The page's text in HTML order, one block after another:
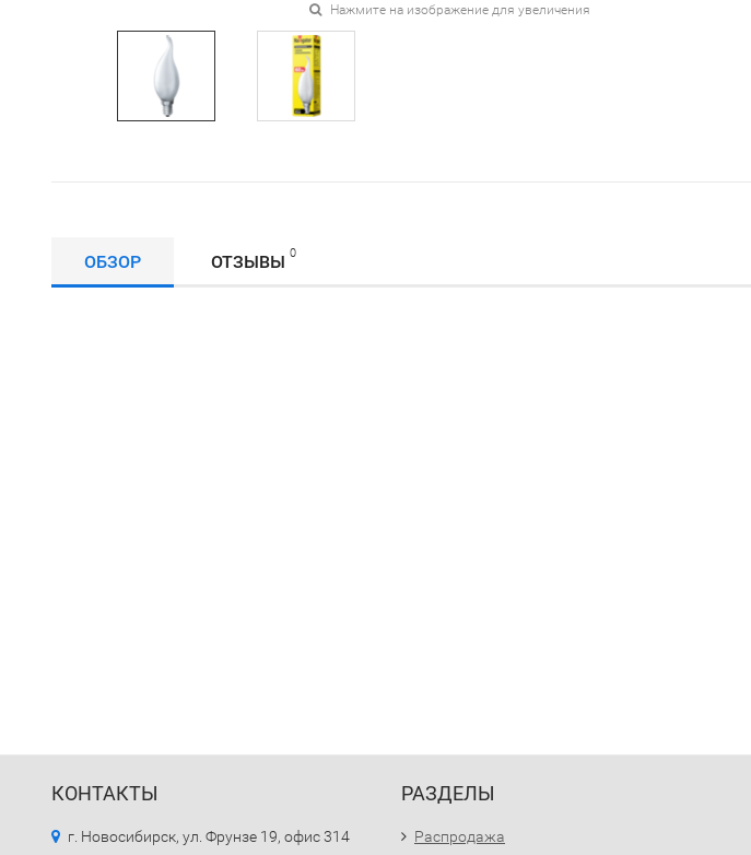
Нажмите на изображение для увеличения
ОБЗОР ОТЗЫВЫ 0
КОНТАКТЫ
г. Новосибирск, ул. Фрунзе 19, офис 314
РАЗДЕЛЫ
Распродажа